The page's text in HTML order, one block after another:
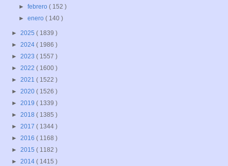
►febrero( 152 )
►enero( 140 )
► 2025 ( 1839 )
► 2024 ( 1986 )
► 2023 ( 1557 )
► 2022 ( 1600 )
► 2021 ( 1522 )
► 2020 ( 1526 )
► 2019 ( 1339 )
► 2018 ( 1385 )
► 2017 ( 1344 )
► 2016 ( 1168 )
► 2015 ( 1182 )
► 2014 ( 1415 )